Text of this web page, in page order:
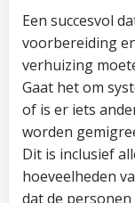
Een succesvol
voorbereiding
verhuizing
Gaat het om
of is er iets
worden
Dit is inclusief
hoeveelheden
dat de